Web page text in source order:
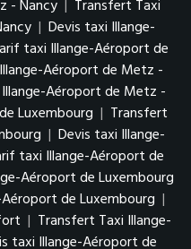
- Nancy | Transfert Taxi
| Devis taxi Illange-
taxi Illange-Aéroport de
Aéroport de Metz -
Aéroport de Metz -
Luxembourg | Transfert
| Devis taxi Illange-
taxi Illange-Aéroport de
Aéroport de Luxembourg
de Luxembourg |
| Transfert Taxi Illange-
taxi Illange-Aéroport de